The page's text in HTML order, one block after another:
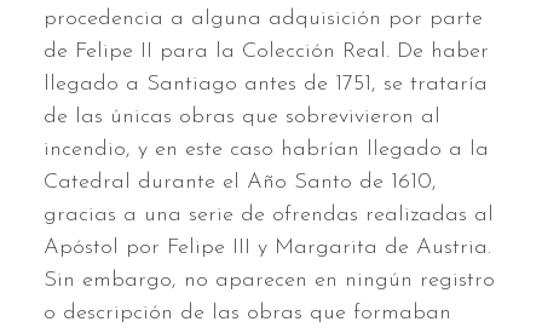
procedencia a alguna adquisición por parte
de Felipe II para la Colección Real. De haber
llegado a Santiago antes de 1751, se trataría
de las únicas obras que sobrevivieron al
incendio, y en este caso habrían llegado a la
Catedral durante el Año Santo de 1610,
gracias a una serie de ofrendas realizadas al
Apóstol por Felipe III y Margarita de Austria.
Sin embargo, no aparecen en ningún registro
o descripción de las obras que formaban